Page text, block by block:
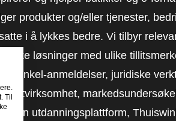
produkter og/eller tjenester,
i å lykkes bedre. Vi tilbyr
løsninger med ulike
anmeldelser, juridiske
egen utdanningsplattform,
Til